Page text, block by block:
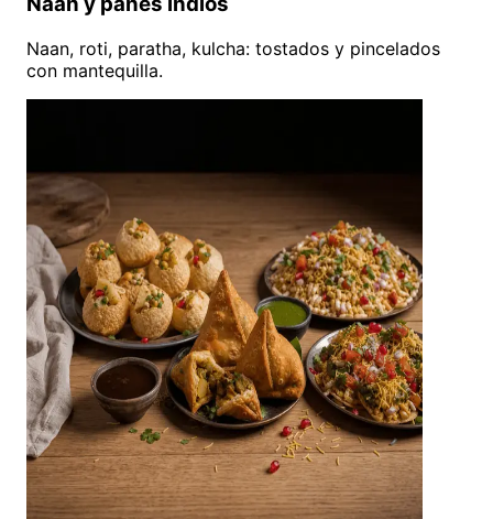
Naan, roti, paratha, kulcha: tostados y pincelados
con mantequilla.